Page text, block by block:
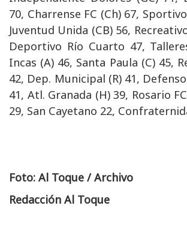
70, Charrense FC (Ch) 67,
Juventud Unida (CB) 56,
Deportivo Río Cuarto 47,
Incas (A) 46, Santa Paula (C) 45,
42, Dep. Municipal (R) 41,
41, Atl. Granada (H) 39, Rosario
29, San Cayetano 22,
Foto: Al Toque / Archivo
Redacción Al Toque